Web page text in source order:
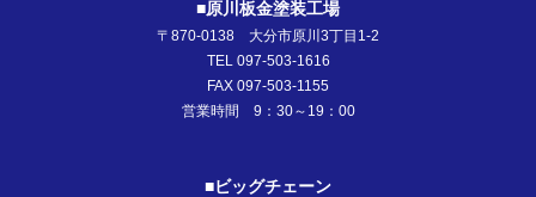
■原川板金塗装工場
〒870-0138 大分市原川3丁目1-2
TEL 097-503-1616
FAX 097-503-1155
営業時間 9：30～19：00
■ビッグチェーン